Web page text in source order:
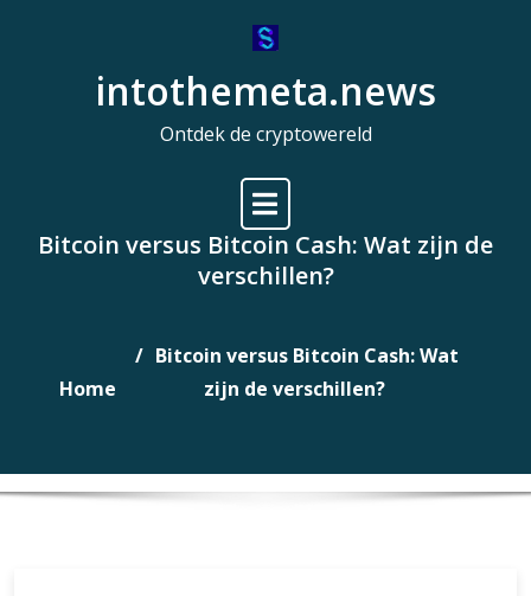
intothemeta.news
Ontdek de cryptowereld
Bitcoin versus Bitcoin Cash: Wat zijn de
verschillen?
Home
Bitcoin versus Bitcoin Cash: Wat
zijn de verschillen?